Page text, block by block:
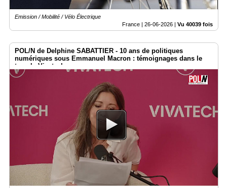
Emission / Mobilité / Vélo Électrique
France | 26-06-2026 | Vu 40039 fois
POL/N de Delphine SABATTIER - 10 ans de politiques
numériques sous Emmanuel Macron : témoignages dans le
temple Vivatech